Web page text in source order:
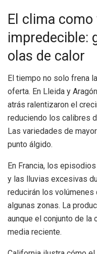
El clima como
impredecible:
olas de calor
El tiempo no solo frena
oferta. En Lleida y
atrás ralentizaron el
reduciendo los calibres
Las variedades de
punto álgido.
En Francia, los
y las lluvias excesivas
reducirán los volúmenes
algunas zonas. La
aunque el conjunto de la
media reciente.